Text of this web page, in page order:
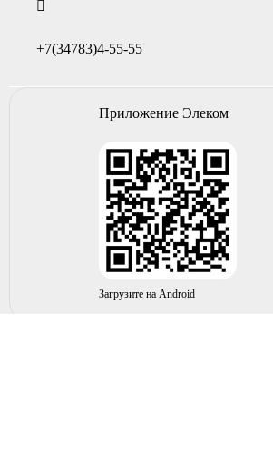
+7(34783)4-55-55
Приложение Элеком
Загрузите на Android